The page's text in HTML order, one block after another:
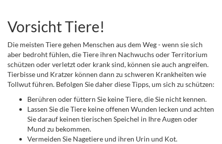
Vorsicht Tiere!
Die meisten Tiere gehen Menschen aus dem Weg - wenn sie sich
aber bedroht fühlen, die Tiere ihren Nachwuchs oder Territorium
schützen oder verletzt oder krank sind, können sie auch angreifen.
Tierbisse und Kratzer können dann zu schweren Krankheiten wie
Tollwut führen. Befolgen Sie daher diese Tipps, um sich zu schützen:
Berühren oder füttern Sie keine Tiere, die Sie nicht kennen.
Lassen Sie die Tiere keine offenen Wunden lecken und achten
Sie darauf keinen tierischen Speichel in Ihre Augen oder
Mund zu bekommen.
Vermeiden Sie Nagetiere und ihren Urin und Kot.